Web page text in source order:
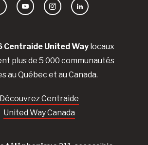
Centraide United Waylocaux
plus de 5 000 communautés
au Québec et au Canada.
Découvrez Centraide
United Way Canada
YouTubeInstagramLinkedIn